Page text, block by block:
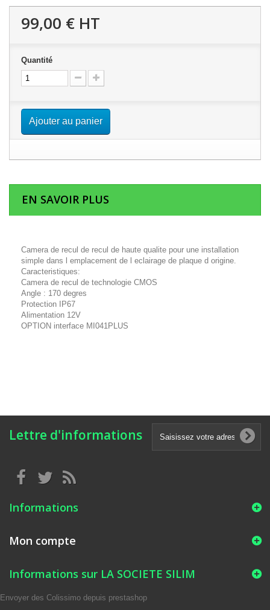
99,00 € HT
Quantité
Ajouter au panier
EN SAVOIR PLUS
Camera de recul de recul de haute qualite pour une installation
simple dans l emplacement de l eclairage de plaque d origine.
Caracteristiques:
Camera de recul de technologie CMOS
Angle : 170 degres
Protection IP67
Alimentation 12V
OPTION interface MI041PLUS
Lettre d'informations
Informations
Mon compte
Informations sur LA SOCIETE SILIM
Envoyer des Colissimo depuis prestashop